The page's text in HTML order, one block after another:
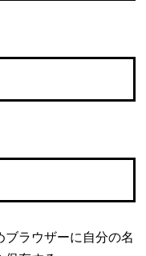
ラウザーに自分の名